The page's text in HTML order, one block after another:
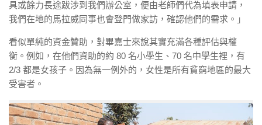
具或餘力長途跋涉到我們辦公室，便由老師們代為填表申請，
我們在地的馬拉威同事也會登門做家訪，確認他們的需求。」
看似單純的資金贊助，對畢嘉士來說其實充滿各種評估與權
衡。例如，在他們資助的約 80 名小學生、 70 名中學生裡，有
2/3 都是女孩子。因為無一例外的，女性是所有貧窮地區的最大
受害者。